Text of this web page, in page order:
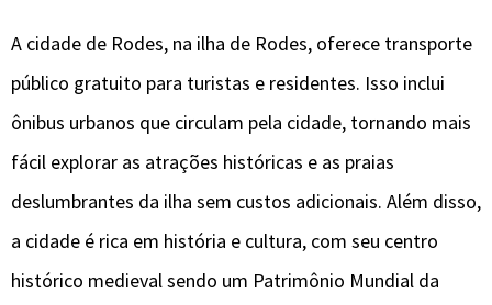
A cidade de Rodes, na ilha de Rodes, oferece transporte
público gratuito para turistas e residentes. Isso inclui
ônibus urbanos que circulam pela cidade, tornando mais
fácil explorar as atrações históricas e as praias
deslumbrantes da ilha sem custos adicionais. Além disso,
a cidade é rica em história e cultura, com seu centro
histórico medieval sendo um Patrimônio Mundial da